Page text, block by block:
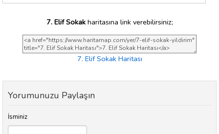
7. Elif Sokakharitasına link verebilirsiniz;
7. Elif Sokak Haritası
Yorumunuzu Paylaşın
İsminiz